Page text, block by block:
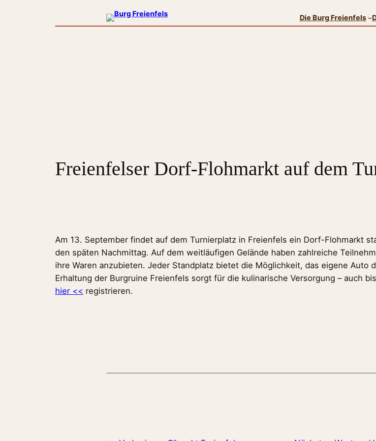
Die Burg Freienfels
Freienfelser Dorf-Flohmarkt auf dem
Am 13. September findet auf dem Turnierplatz in Freienfels ein Dorf-Flohmarkt
den späten Nachmittag. Auf dem weitläufigen Gelände haben zahlreiche
ihre Waren anzubieten. Jeder Standplatz bietet die Möglichkeit, das eigene Auto
Erhaltung der Burgruine Freienfels sorgt für die kulinarische Versorgung – auch
hier << registrieren.